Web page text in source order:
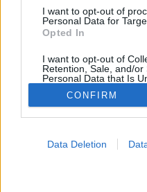
I want to opt-out of
Personal Data for
Opted In
I want to opt-out of
Retention, Sale, and/or
Personal Data that Is
Purposes for which it
Opted Out
CONFIRM
Data Deletion
2024. november 15. 16:34
Küldés